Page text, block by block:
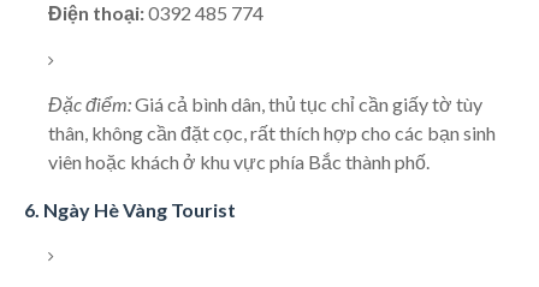
Điện thoại:0392 485 774
Đặc điểm:Giá cả bình dân, thủ tục chỉ cần giấy tờ tùy
thân, không cần đặt cọc, rất thích hợp cho các bạn sinh
viên hoặc khách ở khu vực phía Bắc thành phố.
6. Ngày Hè Vàng Tourist